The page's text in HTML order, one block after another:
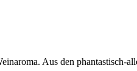
Aus den phantastisch-